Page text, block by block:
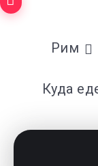
Рим
Куда